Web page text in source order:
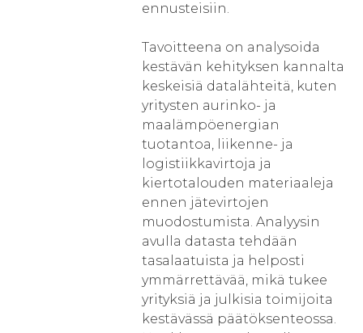
ennusteisiin.
Tavoitteena on analysoida
kestävän kehityksen kannalta
keskeisiä datalähteitä, kuten
yritysten aurinko- ja
maalämpöenergian
tuotantoa, liikenne- ja
logistiikkavirtoja ja
kiertotalouden materiaaleja
ennen jätevirtojen
muodostumista. Analyysin
avulla datasta tehdään
tasalaatuista ja helposti
ymmärrettävää, mikä tukee
yrityksiä ja julkisia toimijoita
kestävässä päätöksenteossa.